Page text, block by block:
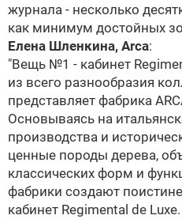
журнала - несколько
как минимум достойных
Елена Шленкина, Arca:
"Вещь №1 - кабинет
из всего разнообразия
представляет фабрика
Основываясь на
производства и
ценные породы дерева,
классических форм и
фабрики создают
кабинет Regimental de